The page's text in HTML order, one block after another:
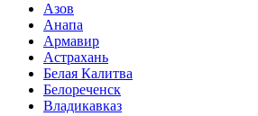
Азов
Анапа
Армавир
Астрахань
Белая Калитва
Белореченск
Владикавказ